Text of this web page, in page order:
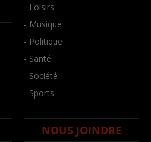
- Loisirs
- Musique
- Politique
- Santé
- Société
- Sports
NOUS JOINDRE